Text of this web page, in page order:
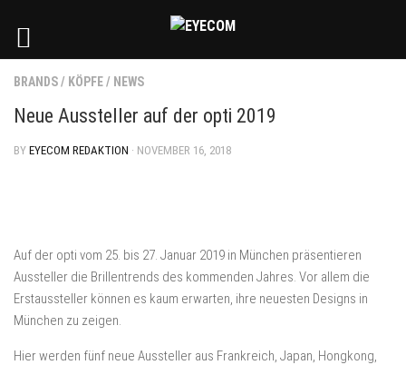
BRANDS/ KÖPFE/ NEWS
Neue Aussteller auf der opti 2019
BY EYECOM REDAKTION · NOVEMBER 16, 2018
Auf der opti vom 25. bis 27. Januar 2019 in München präsentieren
Aussteller die Brillentrends des kommenden Jahres. Vor allem die
Erstaussteller können es kaum erwarten, ihre neuesten Designs in
München zu zeigen.
Hier werden fünf neue Aussteller aus Frankreich, Japan, Hongkong,